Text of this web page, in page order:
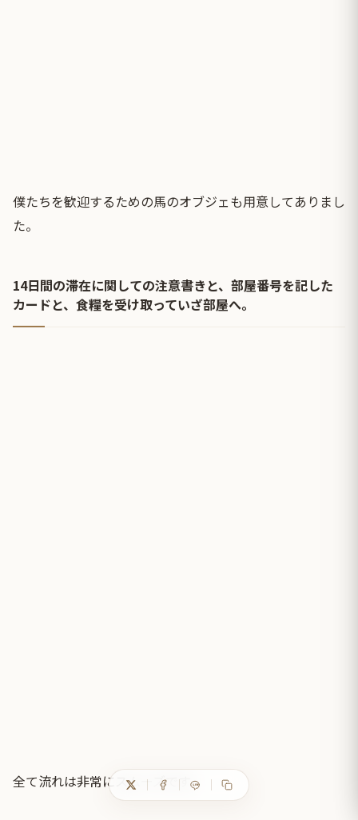
僕たちを歓迎するための馬のオブジェも用意してありまし
た。
14日間の滞在に関しての注意書きと、部屋番号を記した
カードと、食糧を受け取っていざ部屋へ。
全て流れは非常にスムーズです。